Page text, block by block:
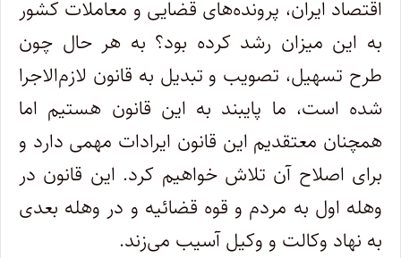
اقتصاد ایران، پرونده‌های قضایی و معاملات کشور
به این میزان رشد کرده بود؟ به هر حال چون
طرح تسهیل، تصویب و تبدیل به قانون لازم‌الاجرا
شده است، ما پایبند به این قانون هستیم اما
همچنان معتقدیم این قانون ایرادات مهمی دارد و
برای اصلاح آن تلاش خواهیم کرد. این قانون در
وهله اول به مردم و قوه قضائیه و در وهله بعدی
به نهاد وکالت و وکیل آسیب می‌زند.